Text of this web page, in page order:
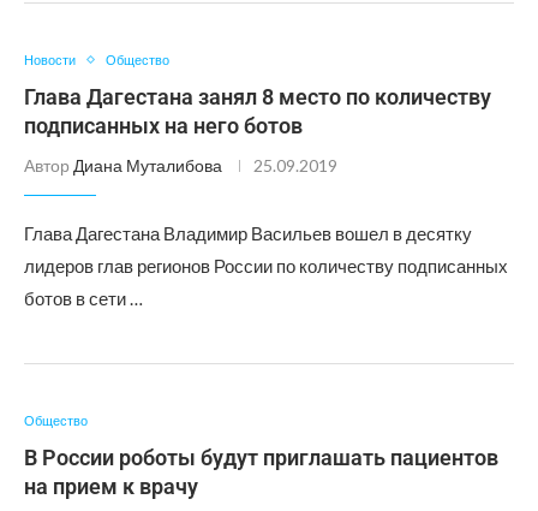
Новости Общество
Глава Дагестана занял 8 место по количеству
подписанных на него ботов
Автор Диана Муталибова 25.09.2019
Глава Дагестана Владимир Васильев вошел в десятку
лидеров глав регионов России по количеству подписанных
ботов в сети …
Общество
В России роботы будут приглашать пациентов
на прием к врачу